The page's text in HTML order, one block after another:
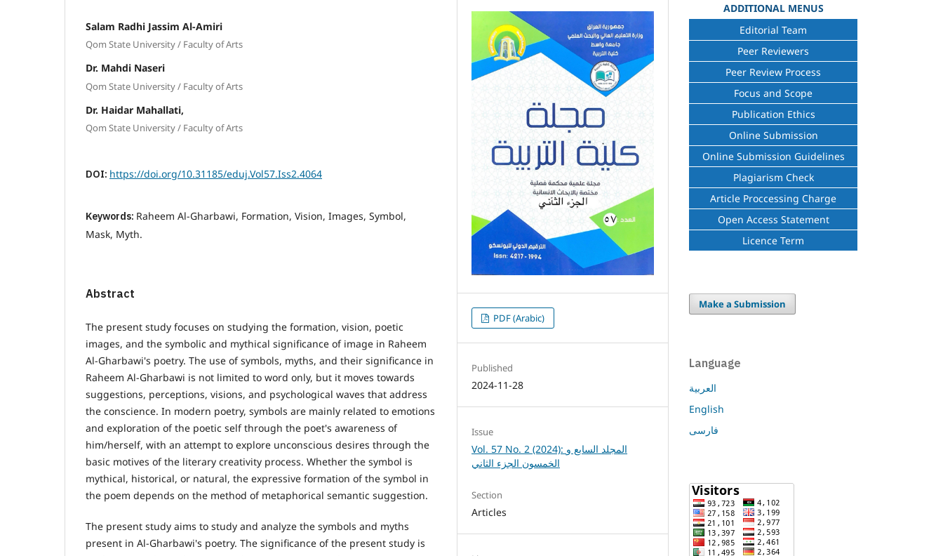
Salam Radhi Jassim Al-Amiri
Qom State University / Faculty of Arts
Dr. Mahdi Naseri
Qom State University / Faculty of Arts
Dr. Haidar Mahallati,
Qom State University / Faculty of Arts
DOI: https://doi.org/10.31185/eduj.Vol57.Iss2.4064
Keywords: Raheem Al-Gharbawi, Formation, Vision, Images, Symbol,
Mask, Myth.
Abstract
The present study focuses on studying the formation, vision, poetic
images, and the symbolic and mythical significance of image in Raheem
Al-Gharbawi's poetry. The use of symbols, myths, and their significance in
Raheem Al-Gharbawi is not limited to word only, but it moves towards
suggestions, perceptions, visions, and psychological waves that address
the conscience. In modern poetry, symbols are mainly related to emotions
and exploration of the poetic self through the poet's awareness of
him/herself, with an attempt to explore unconscious desires through the
basic motives of the literary creativity process. Whether the symbol is
mythical, historical, or natural, the expressive formation of the symbol in
the poem depends on the method of metaphorical semantic suggestion.
The present study aims to study and analyze the symbols and myths
present in Al-Gharbawi's poetry. The significance of the present study is
PDF (Arabic)
Published
2024-11-28
Issue
Vol. 57 No. 2 (2024): المجلد السابع و
الخمسون الجزء الثاني
Section
Articles
ADDITIONAL MENUS
Editorial Team
Peer Reviewers
Peer Review Process
Focus and Scope
Publication Ethics
Online Submission
Online Submission Guidelines
Plagiarism Check
Article Proccessing Charge
Open Access Statement
Licence Term
Make a Submission
Language
العربية
English
فارسی